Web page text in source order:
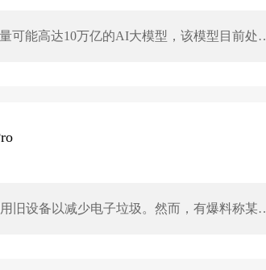
可能高达10万亿的AI大模型，该模型目前处
旧设备以减少电子垃圾。然而，有爆料称某